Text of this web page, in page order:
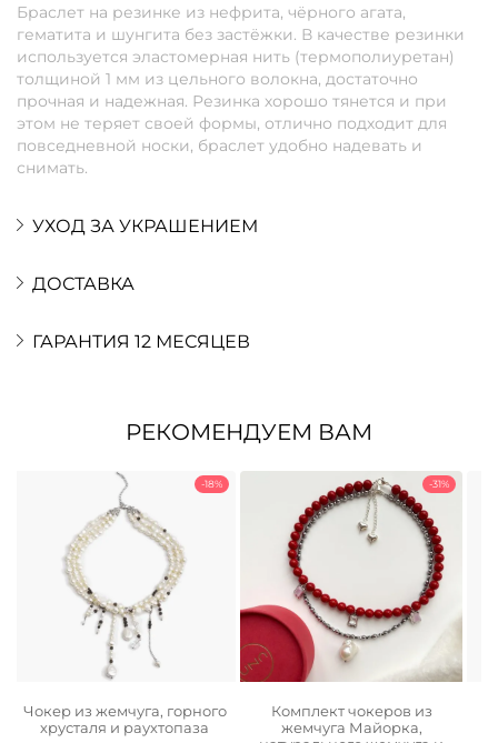
Браслет на резинке из нефрита, чёрного агата,
гематита и шунгита без застёжки. В качестве резинки
используется эластомерная нить (термополиуретан)
толщиной 1 мм из цельного волокна, достаточно
прочная и надежная. Резинка хорошо тянется и при
этом не теряет своей формы, отлично подходит для
повседневной носки, браслет удобно надевать и
снимать.
УХОД ЗА УКРАШЕНИЕМ
ДОСТАВКА
ГАРАНТИЯ 12 МЕСЯЦЕВ
РЕКОМЕНДУЕМ ВАМ
-18%
Чокер из жемчуга, горного
хрусталя и раухтопаза
-31%
Комплект чокеров из
жемчуга Майорка,